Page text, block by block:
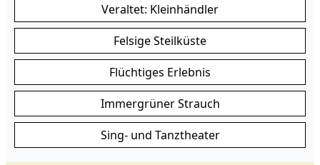
Veraltet: Kleinhändler
Felsige Steilküste
Flüchtiges Erlebnis
Immergrüner Strauch
Sing- und Tanztheater